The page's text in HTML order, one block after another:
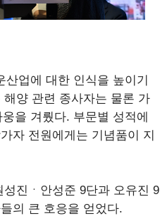
산업에 대한 인식을 높이기
양 관련 종사자는 물론 가
을 겨뤘다. 부문별 성적에
자 전원에게는 기념품이 지
진ㆍ안성준 9단과 오유진 9
의 큰 호응을 얻었다.